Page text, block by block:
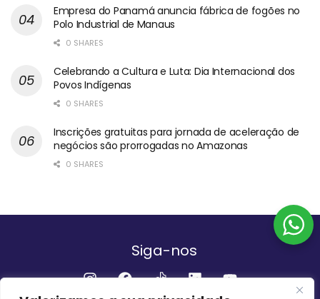
Empresa do Panamá anuncia fábrica de fogões no
Polo Industrial de Manaus
0 SHARES
Celebrando a Cultura e Luta: Dia Internacional dos
Povos Indígenas
0 SHARES
Inscrições gratuitas para jornada de aceleração de
negócios são prorrogadas no Amazonas
0 SHARES
Siga-nos